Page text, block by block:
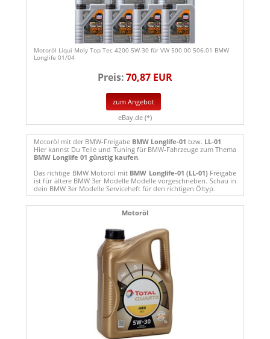
Motoröl Liqui Moly Top Tec 4200 5W-30 für VW 500.00 506.01 BMW
Longlife 01/04
Preis:70,87 EUR
zum Angebot
eBay.de (*)
Motoröl mit der BMW-Freigabe BMW Longlife-01 bzw. LL-01
Hier kannst Du Teile und Tuning für BMW-Fahrzeuge zum Thema
BMW Longlife 01 günstig kaufen.
Das richtige BMW Motoröl mit BMW Longlife-01 (LL-01)Freigabe
ist für ältere BMW 3er Modelle Modelle vorgeschrieben. Schau in
dein BMW 3er Modelle Serviceheft für den richtigen Öltyp.
Motoröl